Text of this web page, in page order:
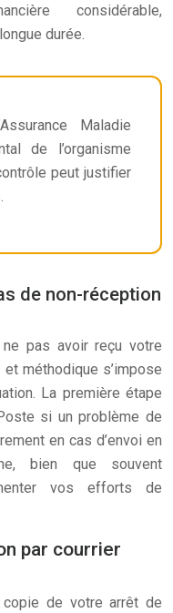
considérable,
durée.
Maladie
de l’organisme
peut justifier
de non-réception
pas avoir reçu votre
méthodique s’impose
La première étape
si un problème de
en cas d’envoi en
bien que souvent
vos efforts de
par courrier
copie de votre arrêt de